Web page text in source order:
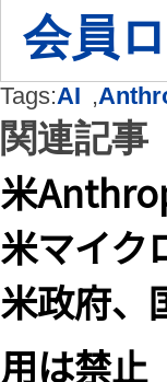
会員
Tags:AI ,
関連記事
米
米マイ
米政府、
用は禁止